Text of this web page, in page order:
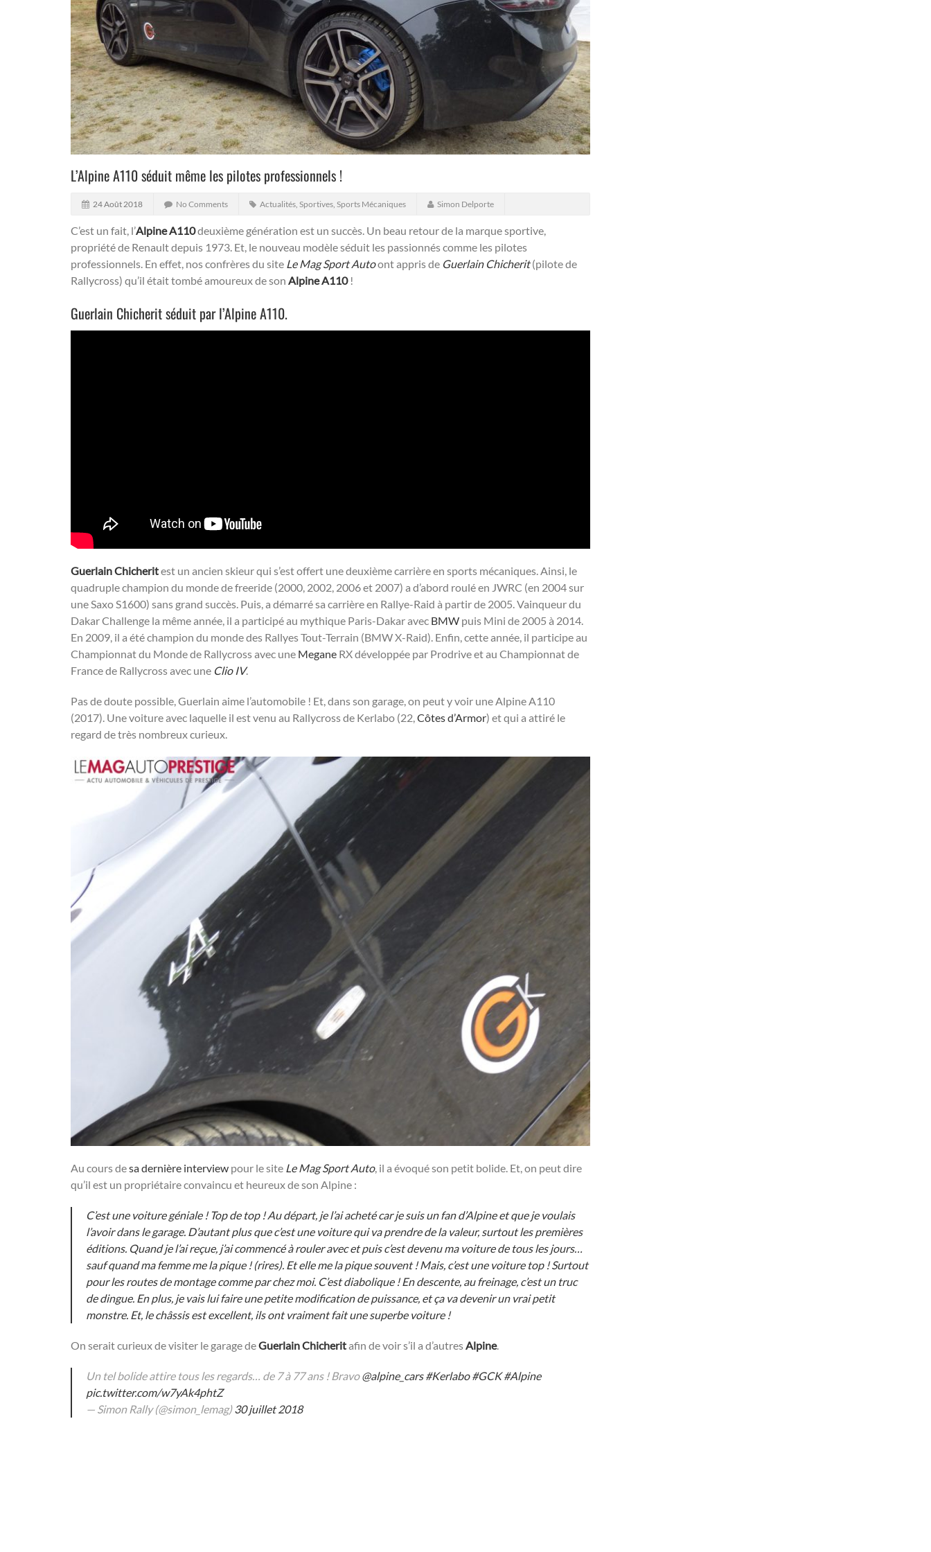
L’Alpine A110 séduit même les pilotes professionnels !
24 Août 2018 No Comments Actualités, Sportives, Sports Mécaniques Simon Delporte
C’est un fait, l’Alpine A110deuxième génération est un succès. Un beau retour de la marque sportive,
propriété de Renault depuis 1973. Et, le nouveau modèle séduit les passionnés comme les pilotes
professionnels. En effet, nos confrères du site Le Mag Sport Autoont appris de Guerlain Chicherit(pilote de
Rallycross) qu’il était tombé amoureux de son Alpine A110!
Guerlain Chicherit séduit par l’Alpine A110.
Guerlain Chicheritest un ancien skieur qui s’est offert une deuxième carrière en sports mécaniques. Ainsi, le
quadruple champion du monde de freeride (2000, 2002, 2006 et 2007) a d’abord roulé en JWRC (en 2004 sur
une Saxo S1600) sans grand succès. Puis, a démarré sa carrière en Rallye-Raid à partir de 2005. Vainqueur du
Dakar Challenge la même année, il a participé au mythique Paris-Dakar avec BMW puis Mini de 2005 à 2014.
En 2009, il a été champion du monde des Rallyes Tout-Terrain (BMW X-Raid). Enfin, cette année, il participe au
Championnat du Monde de Rallycross avec une Megane RX développée par Prodrive et au Championnat de
France de Rallycross avec une Clio IV.
Pas de doute possible, Guerlain aime l’automobile ! Et, dans son garage, on peut y voir une Alpine A110
(2017). Une voiture avec laquelle il est venu au Rallycross de Kerlabo (22,Côtes d’Armor) et qui a attiré le
regard de très nombreux curieux.
Au cours desa dernière interview pour le site Le Mag Sport Auto, il a évoqué son petit bolide. Et, on peut dire
qu’il est un propriétaire convaincu et heureux de son Alpine :
C’est une voiture géniale ! Top de top ! Au départ, je l’ai acheté car je suis un fan d’Alpine et que je voulais
l’avoir dans le garage. D’autant plus que c’est une voiture qui va prendre de la valeur, surtout les premières
éditions. Quand je l’ai reçue, j’ai commencé à rouler avec et puis c’est devenu ma voiture de tous les jours…
sauf quand ma femme me la pique ! (rires). Et elle me la pique souvent ! Mais, c’est une voiture top ! Surtout
pour les routes de montage comme par chez moi. C’est diabolique ! En descente, au freinage, c’est un truc
de dingue. En plus, je vais lui faire une petite modification de puissance, et ça va devenir un vrai petit
monstre. Et, le châssis est excellent, ils ont vraiment fait une superbe voiture !
On serait curieux de visiter le garage deGuerlain Chicheritafin de voir s’il a d’autresAlpine.
Un tel bolide attire tous les regards… de 7 à 77 ans ! Bravo@alpine_cars #Kerlabo #GCK #Alpine
pic.twitter.com/w7yAk4phtZ
— Simon Rally (@simon_lemag)30 juillet 2018